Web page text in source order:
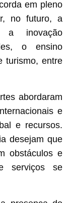
em pleno
no futuro, a
a inovação
o ensino
turismo, entre
abordaram
e
e recursos.
desejam que
obstáculos e
serviços se